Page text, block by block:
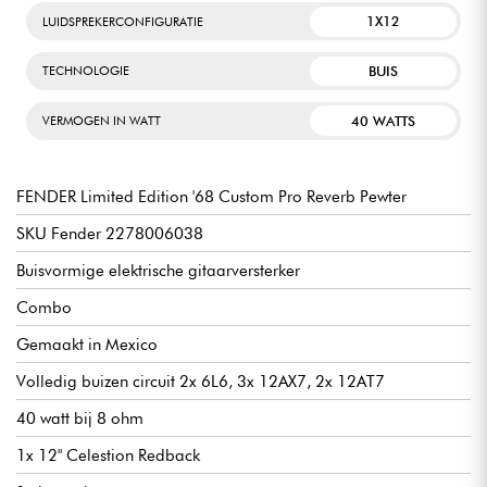
LUIDSPREKERCONFIGURATIE 1X12
TECHNOLOGIE BUIS
VERMOGEN IN WATT 40 WATTS
FENDER Limited Edition '68 Custom Pro Reverb Pewter
SKU Fender 2278006038
Buisvormige elektrische gitaarversterker
Combo
Gemaakt in Mexico
Volledig buizen circuit 2x 6L6, 3x 12AX7, 2x 12AT7
40 watt bij 8 ohm
1x 12" Celestion Redback